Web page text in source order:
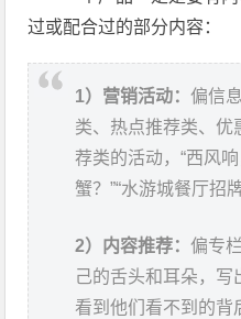
过或配合过的部分内容：
1）营销活动：偏信
类、热点推荐类、优
荐类的活动，“西风
蟹？”“水游城餐厅招
2）内容推荐：偏专
己的舌头和耳朵，写
看到他们看不到的背